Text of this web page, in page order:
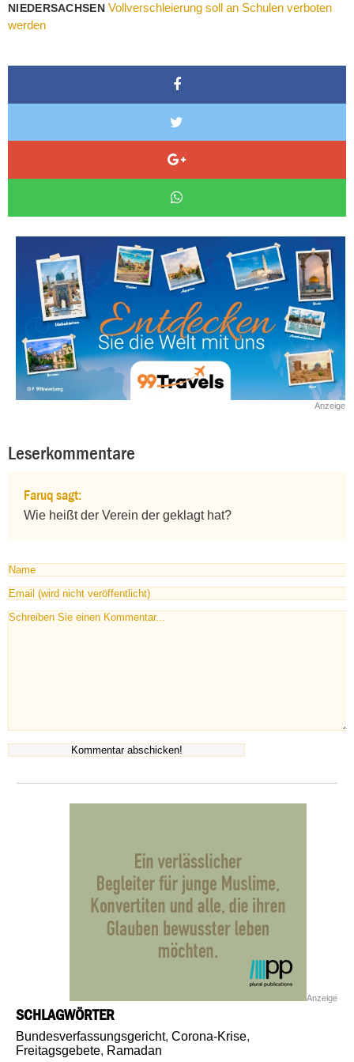
NIEDERSACHSENVollverschleierung soll an Schulen verboten
werden
Anzeige
Leserkommentare
Faruq sagt:
Wie heißt der Verein der geklagt hat?
Anzeige
SCHLAGWÖRTER
Bundesverfassungsgericht, Corona-Krise,
Freitagsgebete, Ramadan